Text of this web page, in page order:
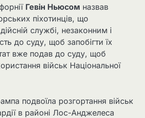
Гевін Ньюсом назвав
піхотинців, що
службі, незаконним і
до суду, щоб запобігти їх
вже подав до суду, щоб
військ Національної
подвоїла розгортання військ
в районі Лос-Анджелеса